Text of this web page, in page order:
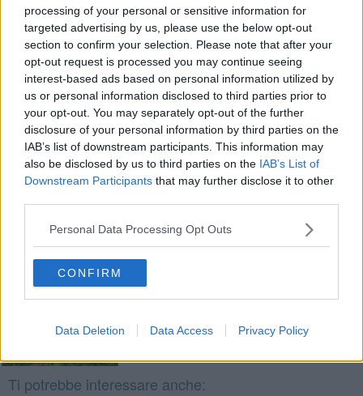
processing of your personal or sensitive information for
targeted advertising by us, please use the below opt-out
section to confirm your selection. Please note that after your
opt-out request is processed you may continue seeing
interest-based ads based on personal information utilized by
us or personal information disclosed to third parties prior to
your opt-out. You may separately opt-out of the further
disclosure of your personal information by third parties on the
IAB’s list of downstream participants. This information may
also be disclosed by us to third parties on the IAB’s List of
Downstream Participants that may further disclose it to other
Personal Data Processing Opt Outs
CONFIRM
Data Deletion Data Access Privacy Policy
Ti potrebbe interessare anche: